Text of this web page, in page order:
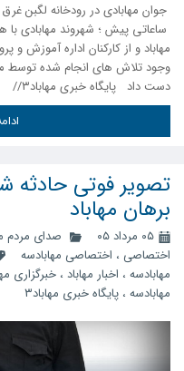
ساعاتی پیش ؛ شهروند مهابادی
مهاباد و از کارکنان اداره
وجود تلاش های انجام شده توسط
دست داد پایگاه خبری مهاباد۳//
تصویر فوتی
برهان مهاباد
۰۵ مرداد ۰۵ صدای مردم
اختصاصی ، اختصاصی مهابادسه
مهابادسه ، اخبار مهاباد ، خبرگزاری
مهابادسه ، پایگاه خبری مهاباد۳